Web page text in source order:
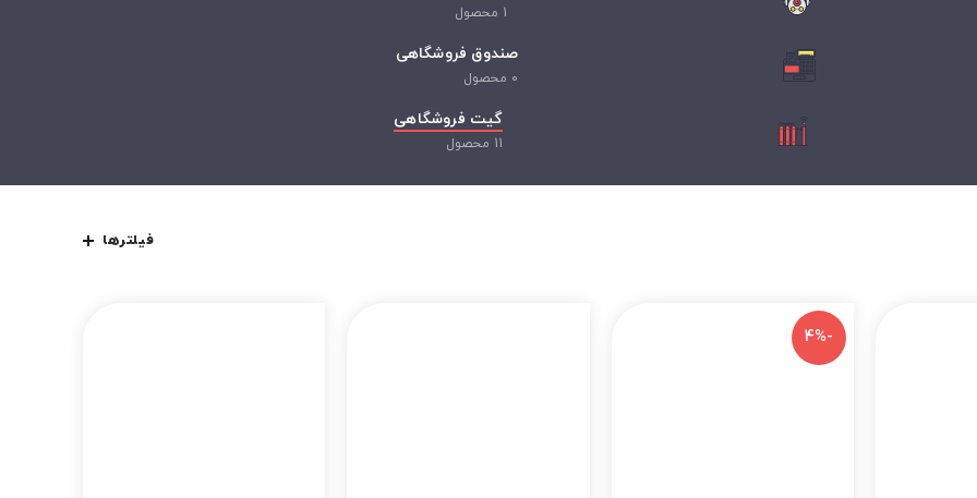
1 محصول
صندوق فروشگاهی
0 محصول
گیت فروشگاهی
11 محصول
فیلترها
-4%